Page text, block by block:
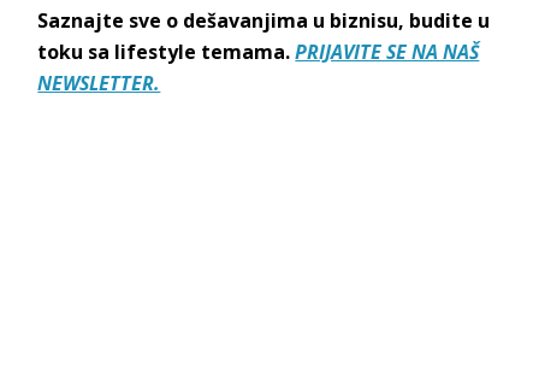
Saznajte sve o dešavanjima u biznisu, budite u
toku sa lifestyle temama.PRIJAVITE SE NA NAŠ
NEWSLETTER.